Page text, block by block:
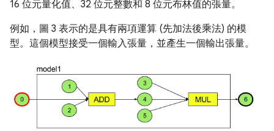
16 位元量化值、32 位元整數和 8 位元布林值的張量。
例如，圖 3 表示的是具有兩項運算 (先加法後乘法) 的模
型。這個模型接受一個輸入張量，並產生一個輸出張量。